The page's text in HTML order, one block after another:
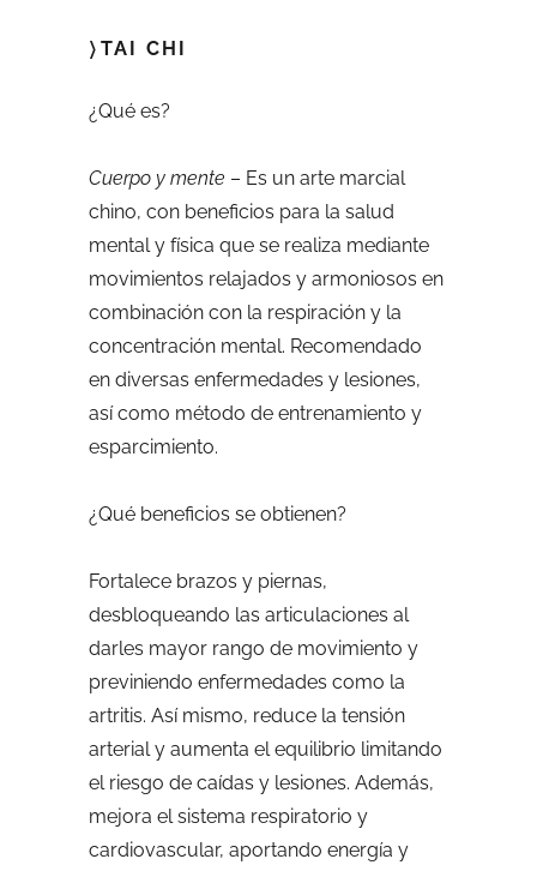
〉TAI CHI
¿Qué es?
Cuerpo y mente – Es un arte marcial
chino, con beneficios para la salud
mental y física que se realiza mediante
movimientos relajados y armoniosos en
combinación con la respiración y la
concentración mental. Recomendado
en diversas enfermedades y lesiones,
así como método de entrenamiento y
esparcimiento.
¿Qué beneficios se obtienen?
Fortalece brazos y piernas,
desbloqueando las articulaciones al
darles mayor rango de movimiento y
previniendo enfermedades como la
artritis. Así mismo, reduce la tensión
arterial y aumenta el equilibrio limitando
el riesgo de caídas y lesiones. Además,
mejora el sistema respiratorio y
cardiovascular, aportando energía y